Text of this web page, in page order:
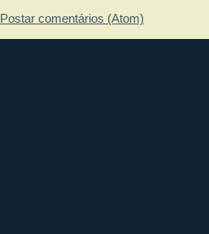
Postar comentários (Atom)